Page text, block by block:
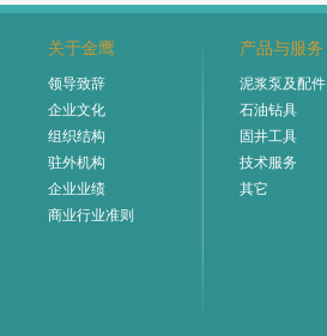
关于金鹰
领导致辞
企业文化
组织结构
驻外机构
企业业绩
商业行业准则
产品与服务
泥浆泵及配件
石油钻具
固井工具
技术服务
其它